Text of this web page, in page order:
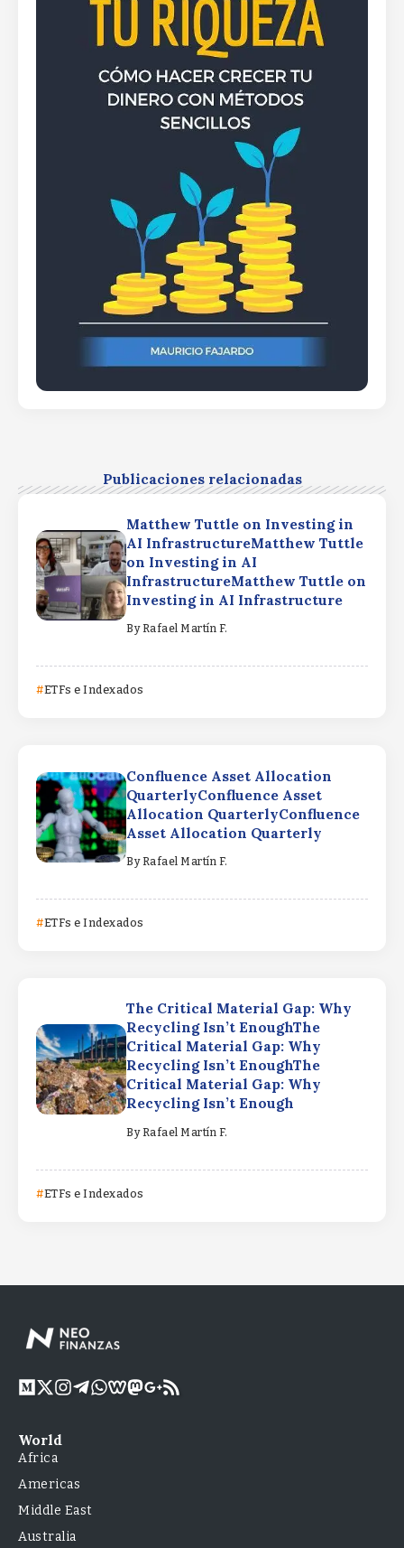
Publicaciones relacionadas
Matthew Tuttle on Investing in
AI InfrastructureMatthew Tuttle
on Investing in AI
InfrastructureMatthew Tuttle on
Investing in AI Infrastructure
By Rafael Martín F.
ETFs e Indexados
Confluence Asset Allocation
QuarterlyConfluence Asset
Allocation QuarterlyConfluence
Asset Allocation Quarterly
By Rafael Martín F.
ETFs e Indexados
The Critical Material Gap: Why
Recycling Isn’t EnoughThe
Critical Material Gap: Why
Recycling Isn’t EnoughThe
Critical Material Gap: Why
Recycling Isn’t Enough
By Rafael Martín F.
ETFs e Indexados
World
Africa
Americas
Middle East
Australia